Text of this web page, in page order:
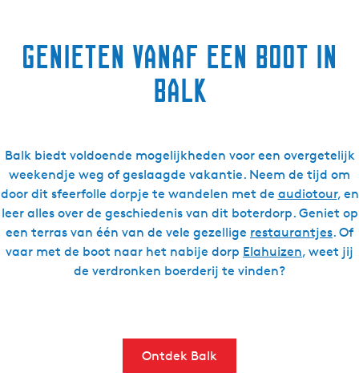
Genieten vanaf een boot in
Balk
Balk biedt voldoende mogelijkheden voor een overgetelijk
weekendje weg of geslaagde vakantie. Neem de tijd om
door dit sfeerfolle dorpje te wandelen met de audiotour, en
leer alles over de geschiedenis van dit boterdorp. Geniet op
een terras van één van de vele gezellige restaurantjes. Of
vaar met de boot naar het nabije dorp Elahuizen, weet jij
de verdronken boerderij te vinden?
Ontdek Balk